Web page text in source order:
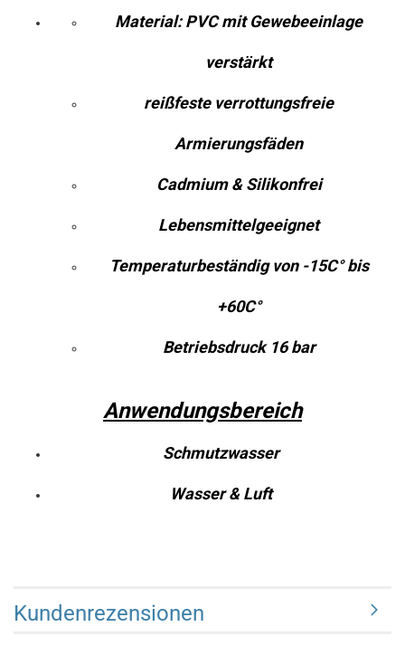
Material: PVC mit Gewebeeinlage
verstärkt
reißfeste verrottungsfreie
Armierungsfäden
Cadmium & Silikonfrei
Lebensmittelgeeignet
Temperaturbeständig von -15C° bis
+60C°
Betriebsdruck 16 bar
Anwendungsbereich
Schmutzwasser
Wasser & Luft
Kundenrezensionen